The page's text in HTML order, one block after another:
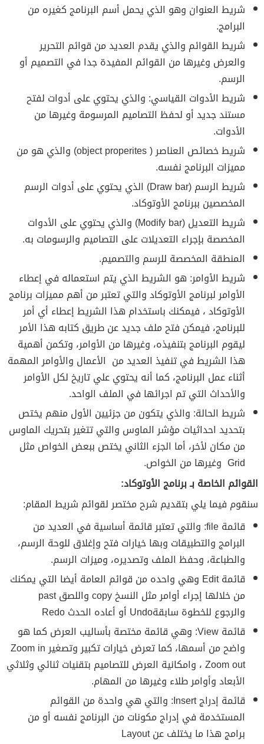
شريط العنوان وهو الذي يحمل أسم البرنامج كغيره من
البرامج.
شريط القوائم والذي يقدم العديد من قوائم التحرير
والعرض وغيرها من القوائم المفيدة جدا في التصميم أو
الرسم.
شريط الأدوات القياسي: والذي يحتوي على أدوات لفتح
مستند جديد أو لحفظ التصاميم المرسومة وغيرها من
الأدوات.
شريط خصائص العناصر ( object properites) والذي هو من
مميزات البرنامج نفسه.
شريط الرسم (Draw bar) الذي يحتوي على أدوات الرسم
المخصصين ببرنامج الأوتوكاد.
شريط التعديل (Modify bar) والذي يحتوي على الأدوات
المخصصة بإجراء التعديلات على التصاميم والرسومات به.
المنطقة المخصصة للرسم والتصميم.
شريط الأوامر: هو الشريط الذي يتم استعماله في إعطاء
الأوامر لبرنامج الأوتوكاد والتي تعتبر من أهم مميزات برنامج
الأوتوكاد ، فيمكنك باستخدام هذا الشريط إعطاء أي أمر
للبرنامج، فيمكن فتح ملف جديد عن طريق كتابه هذا الأمر
ليقوم البرنامج بتنفيذه، وغيرها من الأوامر، وتكمن أهمية
هذا الشريط في تنفيذ العديد من الأعمال والأوامر المهمة
أثناء عمل البرنامج، كما أنه يحتوي علي تاريخ لكل الأوامر
والأحداث التي تم اجرائها في الملف الواحد.
شريط الحالة: والذي يتكون من جزئيين الأول منهم يختص
بتحديد احداثيات مؤشر الماوس والتي تتغير بتحريك الماوس
من مكان لأخر، أما الجزء الثاني يختص ببعض الخواص مثل
Grid وغيرها من الخواص.
القوائم الخاصة بـ برنامج الأوتوكاد:
سنقوم فيما يلي بتقديم شرح مختصر لقوائم شريط المقام:
قائمة file: والتي تعتبر قائمة أساسية في العديد من
البرامج والتطبيقات وبها خيارات فتح وإغلاق للوحة الرسم،
والطباعة، وحفظ الملف وتصديره، وميزات الرسم.
قائمة Edit وهي واحده من قوائم العامة أيضا التي يمكنك
من خلالها إجراء أوامر مثل النسخ copy واللصق past
والرجوع للخطوة سابقةUndo أو أعاده الحدث Redo
قائمة View: وهي قائمة مختصة بأساليب العرض كما هو
واضح من أسمها، كما تعرض خيارات تكبير وتصغير Zoom in
، Zoom out وامكانية العرض للتصاميم بتقنيات ثنائي وثلاثي
الأبعاد وأوامر طلاء وغيرها من المهام.
قائمة إدراج Insert: والتي هي واحدة من القوائم
المستخدمة في إدراج مكونات من البرنامج نفسه أو من
برامج هذا ما يختلف عن Layout